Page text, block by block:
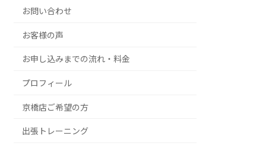
お問い合わせ
お客様の声
お申し込みまでの流れ・料金
プロフィール
京橋店ご希望の方
出張トレーニング